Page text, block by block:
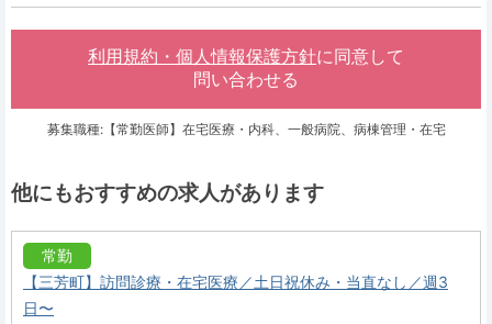
利用規約・個人情報保護方針に同意して
問い合わせる
募集職種:【常勤医師】在宅医療・内科、一般病院、病棟管理・在宅
他にもおすすめの求人があります
常勤
【三芳町】訪問診療・在宅医療／土日祝休み・当直なし／週3
日〜